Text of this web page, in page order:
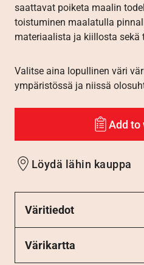
saattavat poiketa maalin
toistuminen maalatulla
materiaalista ja kiillosta sekä
Valitse aina lopullinen väri
ympäristössä ja niissä
Add to
Löydä lähin kauppa
Väritiedot
Värikartta